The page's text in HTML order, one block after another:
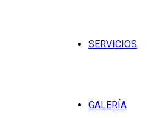
SERVICIOS
GALERÍA